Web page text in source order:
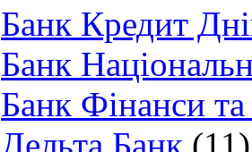
Банк Кредит
Банк
Банк Фінанси
Дельта Банк (11)